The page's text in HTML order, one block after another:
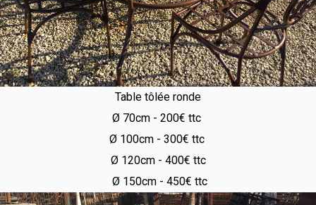
Table tôlée ronde
Ø 70cm - 200€ ttc
Ø 100cm - 300€ ttc
Ø 120cm - 400€ ttc
Ø 150cm - 450€ ttc